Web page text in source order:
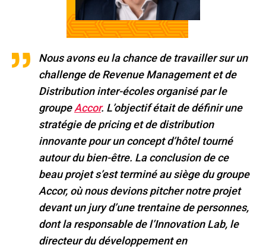
Nous avons eu la chance de travailler sur un
challenge de Revenue Management et de
Distribution inter-écoles organisé par le
groupeAccor. L’objectif était de définir une
stratégie de pricing et de distribution
innovante pour un concept d’hôtel tourné
autour du bien-être. La conclusion de ce
beau projet s’est terminé au siège du groupe
Accor, où nous devions pitcher notre projet
devant un jury d’une trentaine de personnes,
dont la responsable de l’Innovation Lab, le
directeur du développement en